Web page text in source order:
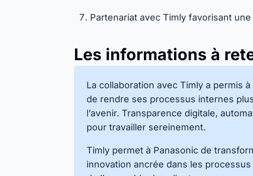
Partenariat avec Timly favorisant
Les informations à
La collaboration avec Timly a permis
de rendre ses processus internes
l’avenir. Transparence digitale,
pour travailler sereinement.
Timly permet à Panasonic de
innovation ancrée dans les